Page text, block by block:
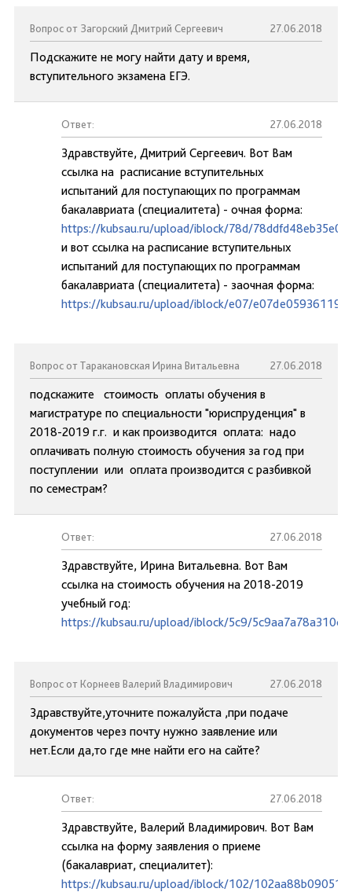
Вопрос от Загорский Дмитрий Сергеевич 27.06.2018
Подскажите не могу найти дату и время,
вступительного экзамена ЕГЭ.
Ответ: 27.06.2018
Здравствуйте, Дмитрий Сергеевич. Вот Вам
ссылка на расписание вступительных
испытаний для поступающих по программам
бакалавриата (специалитета) - очная форма:
https://kubsau.ru/upload/iblock/78d/
и вот ссылка на расписание вступительных
испытаний для поступающих по программам
бакалавриата (специалитета) - заочная форма:
https://kubsau.ru/upload/iblock/e07/
Вопрос от Таракановская Ирина Витальевна 27.06.2018
подскажите стоимость оплаты обучения в
магистратуре по специальности "юриспруденция" в
2018-2019 г.г. и как производится оплата: надо
оплачивать полную стоимость обучения за год при
поступлении или оплата производится с разбивкой
по семестрам?
Ответ: 27.06.2018
Здравствуйте, Ирина Витальевна. Вот Вам
ссылка на стоимость обучения на 2018-2019
учебный год:
https://kubsau.ru/upload/iblock/5c9/
Вопрос от Корнеев Валерий Владимирович 27.06.2018
Здравствуйте,уточните пожалуйста ,при подаче
документов через почту нужно заявление или
нет.Если да,то где мне найти его на сайте?
Ответ: 27.06.2018
Здравствуйте, Валерий Владимирович. Вот Вам
ссылка на форму заявления о приеме
(бакалавриат, специалитет):
https://kubsau.ru/upload/iblock/102/